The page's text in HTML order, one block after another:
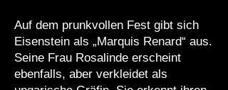
Auf dem prunkvollen Fest gibt sich
Eisenstein als „Marquis Renard“ aus.
Seine Frau Rosalinde erscheint
ebenfalls, aber verkleidet als